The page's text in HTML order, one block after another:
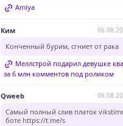
Amiya
Ким
Конченный бурим, сгниет от рака
Меллстрой подарил девушке
за 6 млн комментов под роликом
Qweeb
Самый полный слив платок
боте https://t.me/s